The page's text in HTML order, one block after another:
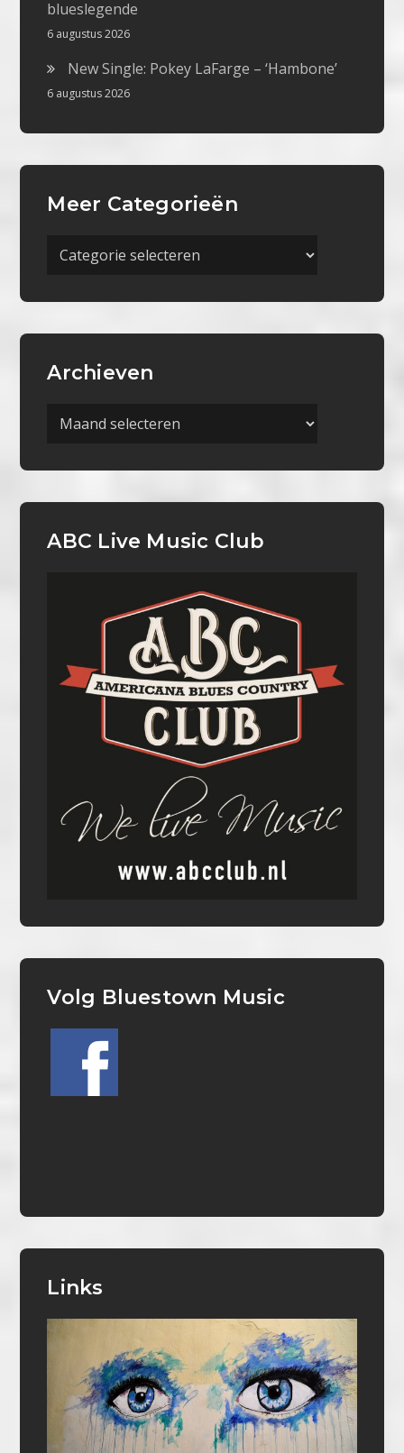
blueslegende
6 augustus 2026
New Single: Pokey LaFarge – ‘Hambone’
6 augustus 2026
Meer Categorieën
Meer
Archieven
Archieven
ABC Live Music Club
Volg Bluestown Music
Links